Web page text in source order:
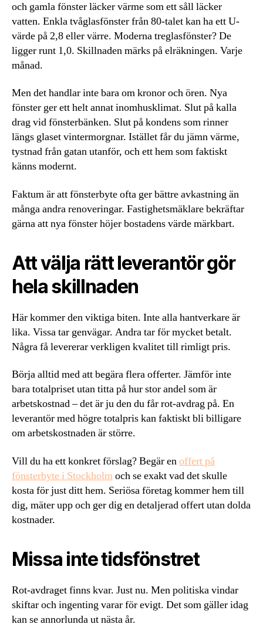
och gamla fönster läcker värme som ett såll läcker
vatten. Enkla tvåglasfönster från 80-talet kan ha ett U-
värde på 2,8 eller värre. Moderna treglasfönster? De
ligger runt 1,0. Skillnaden märks på elräkningen. Varje
månad.
Men det handlar inte bara om kronor och ören. Nya
fönster ger ett helt annat inomhusklimat. Slut på kalla
drag vid fönsterbänken. Slut på kondens som rinner
längs glaset vintermorgnar. Istället får du jämn värme,
tystnad från gatan utanför, och ett hem som faktiskt
känns modernt.
Faktum är att fönsterbyte ofta ger bättre avkastning än
många andra renoveringar. Fastighetsmäklare bekräftar
gärna att nya fönster höjer bostadens värde märkbart.
Att välja rätt leverantör gör
hela skillnaden
Här kommer den viktiga biten. Inte alla hantverkare är
lika. Vissa tar genvägar. Andra tar för mycket betalt.
Några få levererar verkligen kvalitet till rimligt pris.
Börja alltid med att begära flera offerter. Jämför inte
bara totalpriset utan titta på hur stor andel som är
arbetskostnad – det är ju den du får rot-avdrag på. En
leverantör med högre totalpris kan faktiskt bli billigare
om arbetskostnaden är större.
Vill du ha ett konkret förslag? Begär enoffert på
fönsterbyte i Stockholmoch se exakt vad det skulle
kosta för just ditt hem. Seriösa företag kommer hem till
dig, mäter upp och ger dig en detaljerad offert utan dolda
kostnader.
Missa inte tidsfönstret
Rot-avdraget finns kvar. Just nu. Men politiska vindar
skiftar och ingenting varar för evigt. Det som gäller idag
kan se annorlunda ut nästa år.